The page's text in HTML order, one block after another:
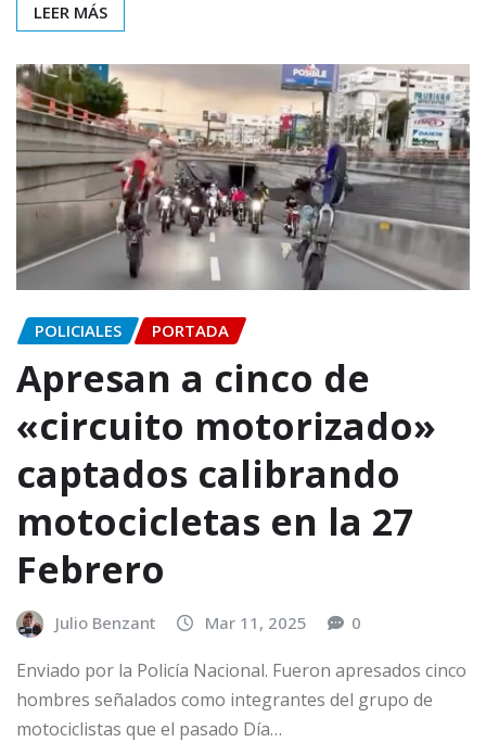
LEER MÁS
POLICIALES PORTADA
Apresan a cinco de
«circuito motorizado»
captados calibrando
motocicletas en la 27
Febrero
Julio Benzant Mar 11, 2025 0
Enviado por la Policía Nacional. Fueron apresados cinco
hombres señalados como integrantes del grupo de
motociclistas que el pasado Día…